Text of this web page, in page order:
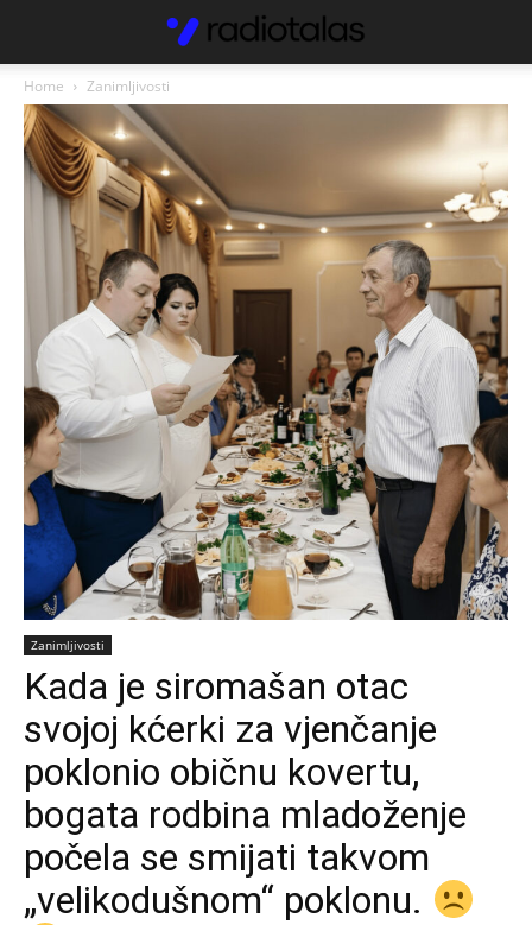
Home Zanimljivosti
Zanimljivosti
Kada je siromašan otac
svojoj kćerki za vjenčanje
poklonio običnu kovertu,
bogata rodbina mladoženje
počela se smijati takvom
„velikodušnom“ poklonu.